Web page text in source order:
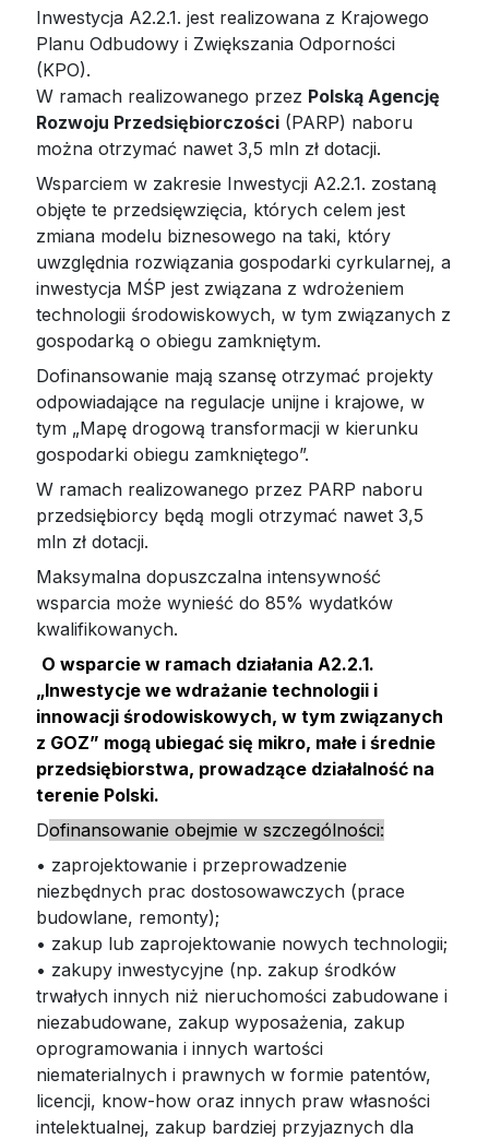
Inwestycja A2.2.1. jest realizowana z Krajowego
Planu Odbudowy i Zwiększania Odporności
(KPO).
W ramach realizowanego przez Polską Agencję
Rozwoju Przedsiębiorczości (PARP) naboru
można otrzymać nawet 3,5 mln zł dotacji.
Wsparciem w zakresie Inwestycji A2.2.1. zostaną
objęte te przedsięwzięcia, których celem jest
zmiana modelu biznesowego na taki, który
uwzględnia rozwiązania gospodarki cyrkularnej, a
inwestycja MŚP jest związana z wdrożeniem
technologii środowiskowych, w tym związanych z
gospodarką o obiegu zamkniętym.
Dofinansowanie mają szansę otrzymać projekty
odpowiadające na regulacje unijne i krajowe, w
tym „Mapę drogową transformacji w kierunku
gospodarki obiegu zamkniętego”.
W ramach realizowanego przez PARP naboru
przedsiębiorcy będą mogli otrzymać nawet 3,5
mln zł dotacji.
Maksymalna dopuszczalna intensywność
wsparcia może wynieść do 85% wydatków
kwalifikowanych.
O wsparcie w ramach działania A2.2.1.
„Inwestycje we wdrażanie technologii i
innowacji środowiskowych, w tym związanych
z GOZ” mogą ubiegać się mikro, małe i średnie
przedsiębiorstwa, prowadzące działalność na
terenie Polski.
Dofinansowanie obejmie w szczególności:
• zaprojektowanie i przeprowadzenie
niezbędnych prac dostosowawczych (prace
budowlane, remonty);
• zakup lub zaprojektowanie nowych technologii;
• zakupy inwestycyjne (np. zakup środków
trwałych innych niż nieruchomości zabudowane i
niezabudowane, zakup wyposażenia, zakup
oprogramowania i innych wartości
niematerialnych i prawnych w formie patentów,
licencji, know-how oraz innych praw własności
intelektualnej, zakup bardziej przyjaznych dla